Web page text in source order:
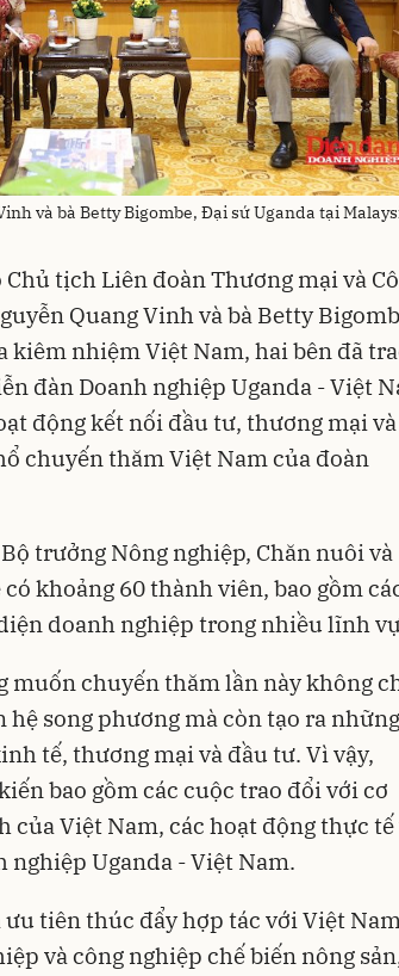
và bà Betty Bigombe, Đại sứ Uganda tại
tịch Liên đoàn Thương mại và
Quang Vinh và bà Betty
kiêm nhiệm Việt Nam, hai bên đã
đàn Doanh nghiệp Uganda - Việt
động kết nối đầu tư, thương mại
chuyến thăm Việt Nam của đoàn
trưởng Nông nghiệp, Chăn nuôi và
khoảng 60 thành viên, bao gồm
doanh nghiệp trong nhiều lĩnh
muốn chuyến thăm lần này không
hệ song phương mà còn tạo ra
tế, thương mại và đầu tư. Vì vậy,
bao gồm các cuộc trao đổi với cơ
của Việt Nam, các hoạt động thực tế
nghiệp Uganda - Việt Nam.
tiên thúc đẩy hợp tác với Việt
và công nghiệp chế biến nông